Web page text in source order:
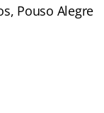
Pouso Alegre